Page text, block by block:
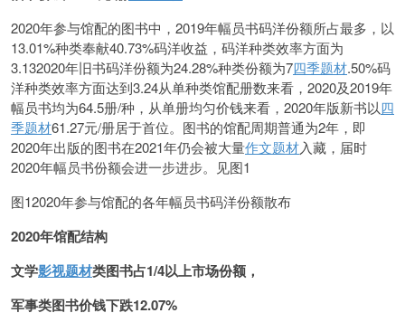
2020年参与馆配的图书中，2019年幅员书码洋份额所占最多，以
13.01%种类奉献40.73%码洋收益，码洋种类效率方面为
3.132020年旧书码洋份额为24.28%种类份额为7四季题材.50%码
洋种类效率方面达到3.24从单种类馆配册数来看，2020及2019年
幅员书均为64.5册/种，从单册均匀价钱来看，2020年版新书以四
季题材61.27元/册居于首位。图书的馆配周期普通为2年，即
2020年出版的图书在2021年仍会被大量作文题材入藏，届时
2020年幅员书份额会进一步进步。见图1
图12020年参与馆配的各年幅员书码洋份额散布
2020年馆配结构
文学影视题材类图书占1/4以上市场份额，
军事类图书价钱下跌12.07%